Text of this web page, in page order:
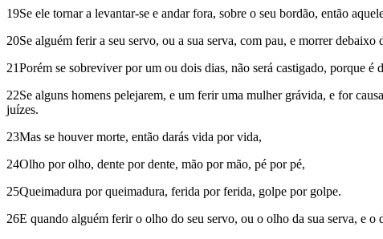
19Se ele tornar a levantar-se e andar fora, sobre o seu bordão, então
20Se alguém ferir a seu servo, ou a sua serva, com pau, e morrer debaixo
21Porém se sobreviver por um ou dois dias, não será castigado, porque é
22Se alguns homens pelejarem, e um ferir uma mulher grávida, e for
juízes.
23Mas se houver morte, então darás vida por vida,
24Olho por olho, dente por dente, mão por mão, pé por pé,
25Queimadura por queimadura, ferida por ferida, golpe por golpe.
26E quando alguém ferir o olho do seu servo, ou o olho da sua serva, e